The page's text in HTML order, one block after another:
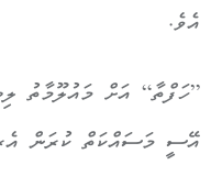
އެވެ.
”ހަފްތާ“ އަށް މައުލޫމާތު
އޭސީ މަސައްކަތް ކުރަން